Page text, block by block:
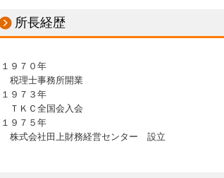
所長経歴
１９７０年
税理士事務所開業
１９７３年
ＴＫＣ全国会入会
１９７５年
株式会社田上財務経営センター 設立